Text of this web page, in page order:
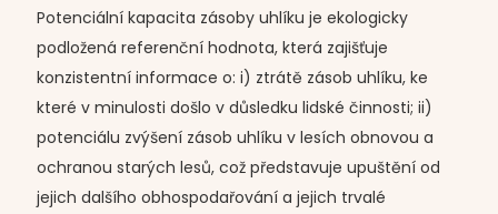
Potenciální kapacita zásoby uhlíku je ekologicky
podložená referenční hodnota, která zajišťuje
konzistentní informace o: i) ztrátě zásob uhlíku, ke
které v minulosti došlo v důsledku lidské činnosti; ii)
potenciálu zvýšení zásob uhlíku v lesích obnovou a
ochranou starých lesů, což představuje upuštění od
jejich dalšího obhospodařování a jejich trvalé